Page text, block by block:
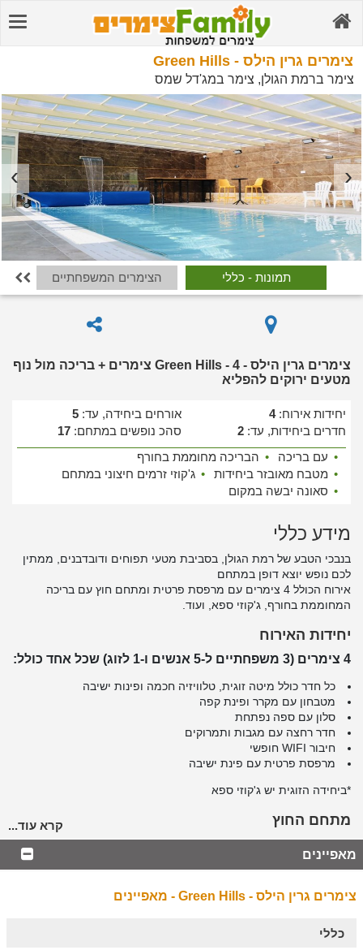
צימרים גרין הילס - Green Hills
צימר ברמת הגולן, צימר במג'דל שמס
תמונות - כללי הצימרים המשפחתיים 
צימרים גרין הילס - Green Hills - 4 צימרים + בריכה מול נוף
מטעים ירוקים להפליא
יחידות אירוח:4 אורחים ביחידה, עד: 5
חדרים ביחידות, עד: 2 סהכ נופשים במתחם: 17
• עם בריכה • הבריכה מחוממת בחורף
• מטבח מאובזר ביחידות • ג'קוזי זרמים חיצוני במתחם
• סאונה יבשה במקום
מידע כללי
בנבכי הטבע של רמת הגולן, בסביבת מטעי תפוחים ודובדבנים, ממתין
לכם נופש יוצא דופן במתחם
אירוח הכולל 4 צימרים עם מרפסת פרטית ומתחם חוץ עם בריכה
המחוממת בחורף, ג'קוזי ספא, ועוד.
יחידות האירוח
4 צימרים (3 משפחתיים ל-5 אנשים ו-1 לזוג) שכל אחד כולל:
כל חדר כולל מיטה זוגית, טלוויזיה חכמה ופינות ישיבה
מטבחון עם מקרר ופינת קפה
סלון עם ספה נפתחת
חדר רחצה עם מגבות ותמרוקים
חיבור WIFI חופשי
מרפסת פרטית עם פינת ישיבה
*ביחידה הזוגית יש ג'קוזי ספא
מתחם החוץ
חצר מטופחת שפונה לנוף מרהיב ובה:
בריכה המחוממת בעונת החורף, ג'קוזי ספא
סאונה יבשה, עמדת ברביקיו לצד כיור ומשטח עבודה
חדר אוכל עם פינות ישיבה ומטבח המאובזר במקרר, כיריים,
קרא עוד...
מאפיינים
צימרים גרין הילס - Green Hills - מאפיינים
כללי